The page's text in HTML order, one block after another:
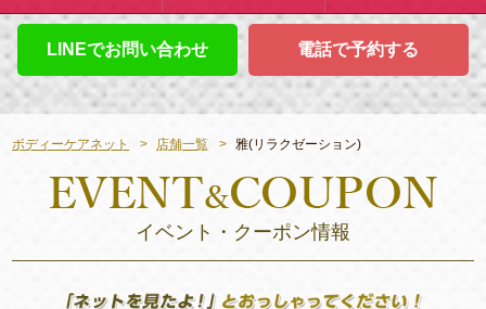
LINEでお問い合わせ 電話で予約する
ボディーケアネット 店舗一覧 雅(リラクゼーション)
イベント・クーポン情報